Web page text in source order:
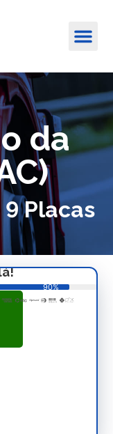
da
Placas
90%